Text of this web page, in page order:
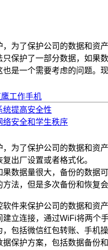
为了保护公司的数据和资
保护了一部分数据，如果
是一个需要考虑的问题。
工作手机
统提高安全性
络安全和学生秩序
为了保护公司的数据和资
出厂设置或者格式化。
数据量很大，备份的数据
法，但是多次备份和恢复
件来保护公司的数据和资产
立连接，通过WiFi将两个
包括微信红包转账、手机
保护方案，包括数据备份